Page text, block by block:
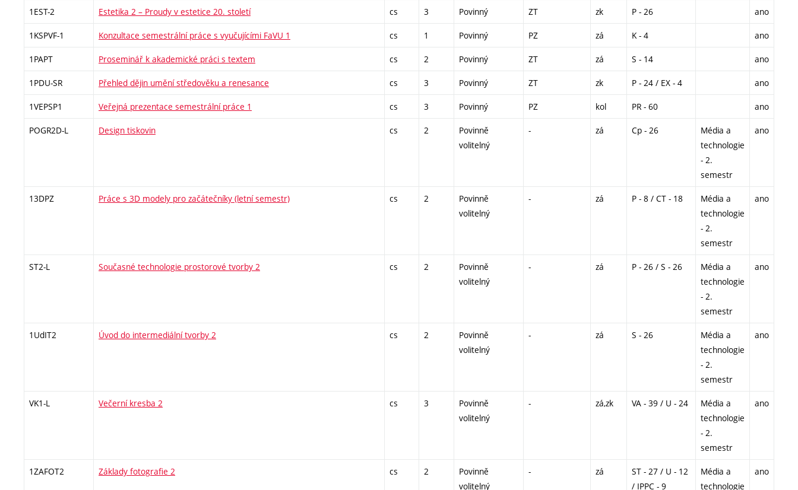
1EST-2 Estetika 2 – Proudy v estetice 20. století cs 3 Povinný ZT zk P - 26 ano
1KSPVF-1 Konzultace semestrální práce s vyučujícími FaVU 1 cs 1 Povinný PZ zá K - 4 ano
1PAPT Proseminář k akademické práci s textem cs 2 Povinný ZT zá S - 14 ano
1PDU-SR Přehled dějin umění středověku a renesance cs 3 Povinný ZT zk P - 24 / EX - 4 ano
1VEPSP1 Veřejná prezentace semestrální práce 1 cs 3 Povinný PZ kol PR - 60 ano
POGR2D-L Design tiskovin cs 2
Povinně
volitelný
- zá Cp - 26
Média a
technologie
- 2.
semestr
ano
13DPZ Práce s 3D modely pro začátečníky (letní semestr) cs 2
Povinně
volitelný
- zá P - 8 / CT - 18
Média a
technologie
- 2.
semestr
ano
ST2-L Současné technologie prostorové tvorby 2 cs 2
Povinně
volitelný
- zá P - 26 / S - 26
Média a
technologie
- 2.
semestr
ano
1UdIT2 Úvod do intermediální tvorby 2 cs 2
Povinně
volitelný
- zá S - 26
Média a
technologie
- 2.
semestr
ano
VK1-L Večerní kresba 2 cs 3
Povinně
volitelný
- zá,zk VA - 39 / U - 24
Média a
technologie
- 2.
semestr
ano
1ZAFOT2 Základy fotografie 2 cs 2
Povinně
volitelný
- zá
ST - 27 / U - 12
/ IPPC - 9
Média a
technologie
ano